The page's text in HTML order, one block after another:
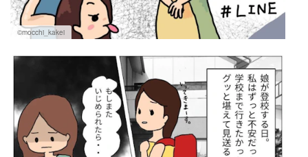
©mocchi_kakei